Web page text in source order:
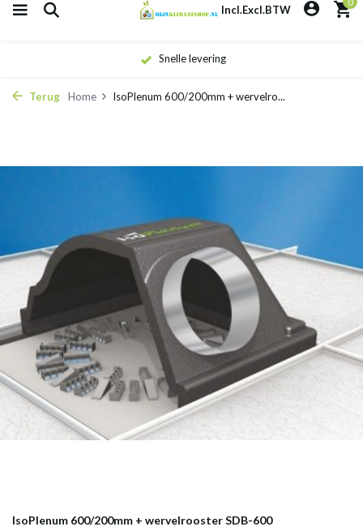
Incl.Excl.BTW
Snelle levering
Terug Home IsoPlenum 600/200mm + wervelro...
IsoPlenum 600/200mm + wervelrooster SDB-600